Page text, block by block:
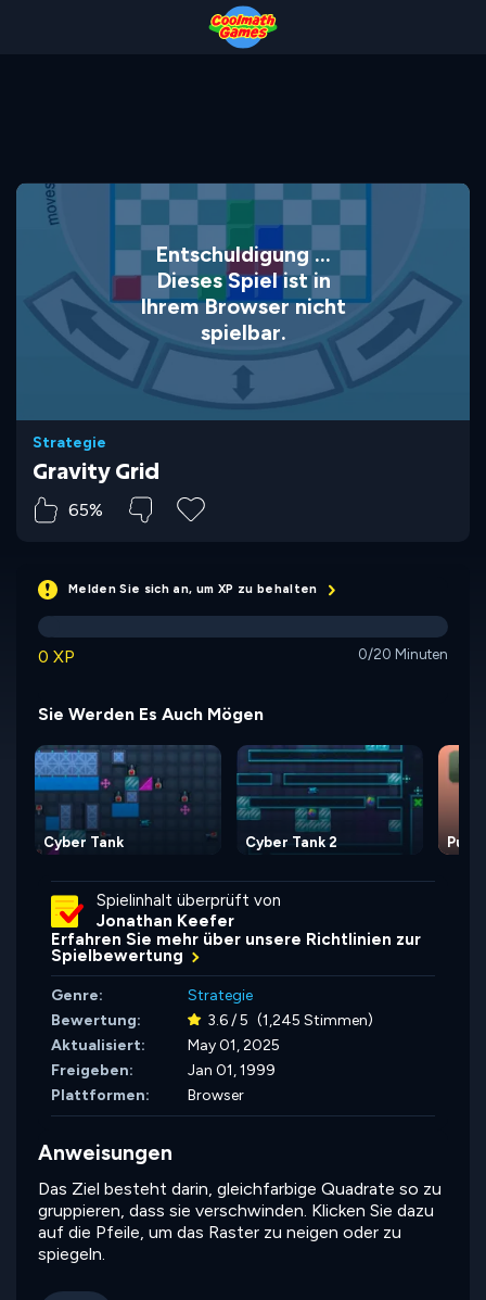
Entschuldigung ...
Dieses Spiel ist in
Ihrem Browser nicht
spielbar.
Strategie
Gravity Grid
65%
Melden Sie sich an, um XP zu behalten
0 XP 0/20 Minuten
Sie Werden Es Auch Mögen
Cyber Tank Cyber Tank 2 Push
Spielinhalt überprüft von
Jonathan Keefer
Erfahren Sie mehr über unsere Richtlinien zur
Spielbewertung
Genre:
Strategie
Bewertung:
3.6 / 5 (1,245 Stimmen)
Aktualisiert:
May 01, 2025
Freigeben:
Jan 01, 1999
Plattformen:
Browser
Anweisungen
Das Ziel besteht darin, gleichfarbige Quadrate so zu
gruppieren, dass sie verschwinden. Klicken Sie dazu
auf die Pfeile, um das Raster zu neigen oder zu
spiegeln.